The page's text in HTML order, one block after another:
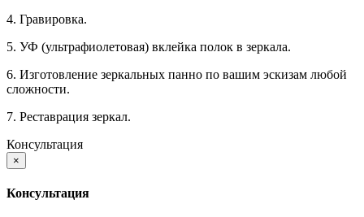
4. Гравировка.
5. УФ (ультрафиолетовая) вклейка полок в зеркала.
6. Изготовление зеркальных панно по вашим эскизам любой
сложности.
7. Реставрация зеркал.
Консультация
×
Консультация